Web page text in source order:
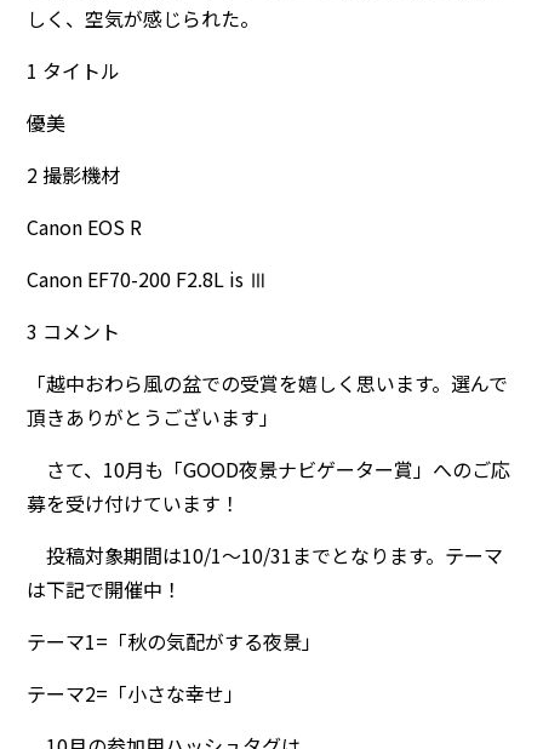
しく、空気が感じられた。
1 タイトル
優美
2 撮影機材
Canon EOS R
Canon EF70-200 F2.8L is Ⅲ
3 コメント
「越中おわら風の盆での受賞を嬉しく思います。選んで
頂きありがとうございます」
さて、10月も「GOOD夜景ナビゲーター賞」へのご応
募を受け付けています！
投稿対象期間は10/1～10/31までとなります。テーマ
は下記で開催中！
テーマ1=「秋の気配がする夜景」
テーマ2=「小さな幸せ」